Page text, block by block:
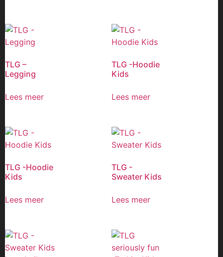
TLG –
Legging
Lees meer
TLG -Hoodie
Kids
Lees meer
TLG -Hoodie
Kids
Lees meer
TLG -
Sweater Kids
Lees meer